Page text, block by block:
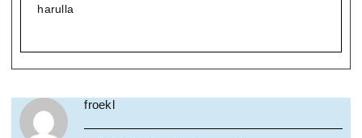
harulla
froekl